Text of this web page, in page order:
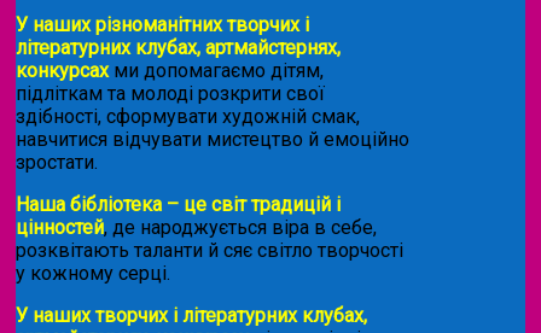
У наших різноманітних творчих і
літературних клубах, артмайстернях,
конкурсахми допомагаємо дітям,
підліткам та молоді розкрити свої
здібності, сформувати художній смак,
навчитися відчувати мистецтво й емоційно
зростати.
Наша бібліотека – це світ традицій і
цінностей, де народжується віра в себе,
розквітають таланти й сяє світло творчості
у кожному серці.
У наших творчих і літературних клубах,